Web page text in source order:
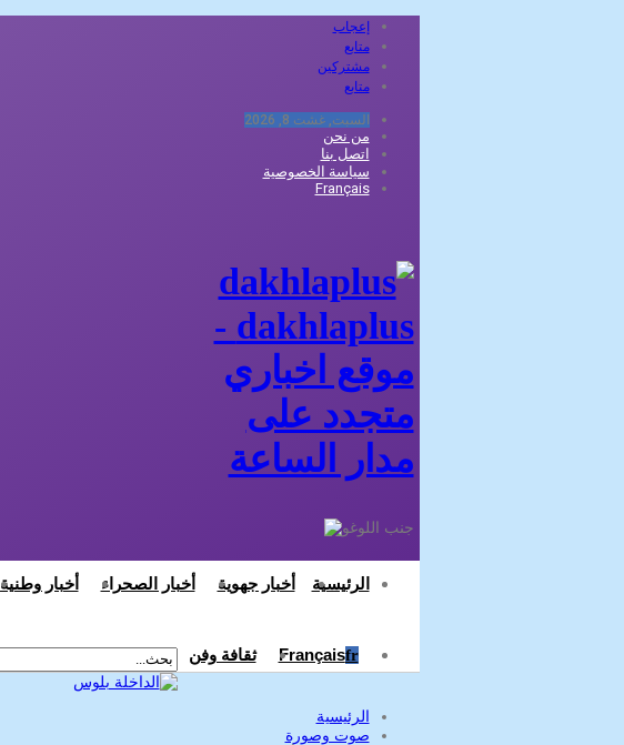
إعجاب
متابع
مشتركين
متابع
السبت, غشت 8, 2026
من نحن
اتصل بنا
سياسة الخصوصية
Français
dakhlaplus -
موقع اخباري
متجدد على
مدار الساعة
الرئيسية أخبار جهوية أخبار الصحراء أخبار وطنية
FrançaisFr ثقافة وفن
الرئيسية
صوت وصورة